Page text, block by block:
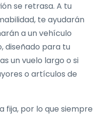
se retrasa. A tu
te ayudarán
a un vehículo
diseñado para tu
un vuelo largo o si
o artículos de
fija, por lo que siempre